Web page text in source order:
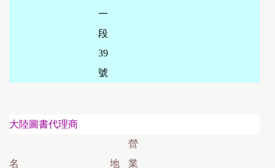
一
段
39
號
大陸圖書代理商
名 地
營
業